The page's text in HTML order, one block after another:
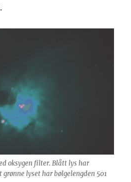
oksygen filter. Blått lys har
lyset har bølgelengden 501